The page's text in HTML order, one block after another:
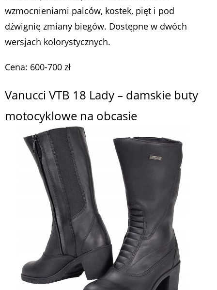
wzmocnieniami palców, kostek, pięt i pod
dźwignię zmiany biegów. Dostępne w dwóch
wersjach kolorystycznych.
Cena: 600-700 zł
Vanucci VTB 18 Lady – damskie buty
motocyklowe na obcasie